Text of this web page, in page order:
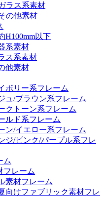
ラス系素材
の他素材
H100mm以下
系素材
ス系素材
他素材
ボリー系フレーム
ュ/ブラウン系フレーム
クトーン系フレーム
ルド系フレーム
ン/イエロー系フレーム
ジ/ピンク/パープル系フレ
ム
レーム
素材フレーム
向けファブリック素材フレ